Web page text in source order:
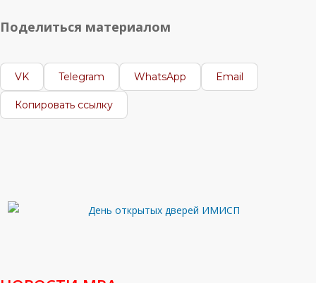
Поделиться материалом
VK Telegram WhatsApp Email
Копировать ссылку